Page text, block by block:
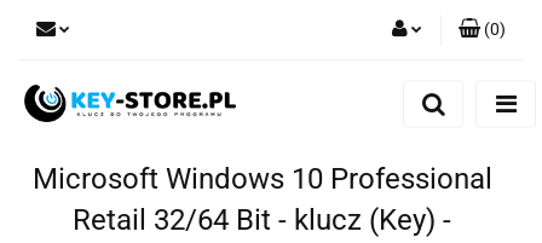
Dodaj zgłoszenie
(0)
Microsoft Windows 10 Professional
Retail 32/64 Bit - klucz (Key) -